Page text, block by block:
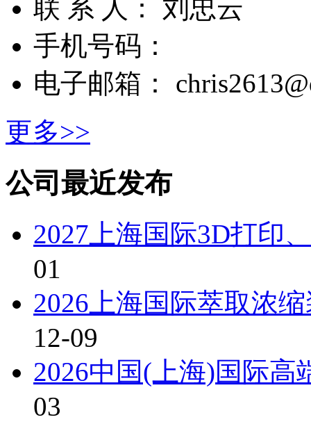
联 系 人： 刘忠云
手机号码：
电子邮箱：
更多>>
公司最近发布
2027上海国际3D打印
01
2026上海国际萃取浓
12-09
2026中国(上海)国际高
03